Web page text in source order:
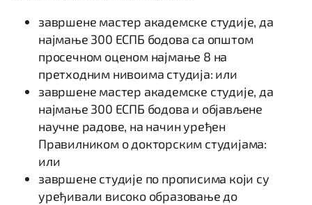
завршене мастер академске студије, да
најмање 300 ЕСПБ бодова са општом
просечном оценом најмање 8 на
претходним нивоима студија: или
завршене мастер академске студије, да
најмање 300 ЕСПБ бодова и објављене
научне радове, на начин уређен
Правилником о докторским студијама:
или
завршене студије по прописима који су
уређивали високо образовање до